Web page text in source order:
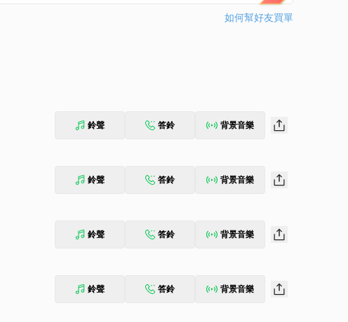
如何幫好友買單
鈴聲 答鈴 背景音樂
鈴聲 答鈴 背景音樂
鈴聲 答鈴 背景音樂
鈴聲 答鈴 背景音樂